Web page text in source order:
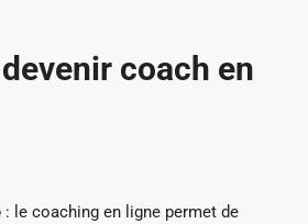
coach en
: le coaching en ligne permet de